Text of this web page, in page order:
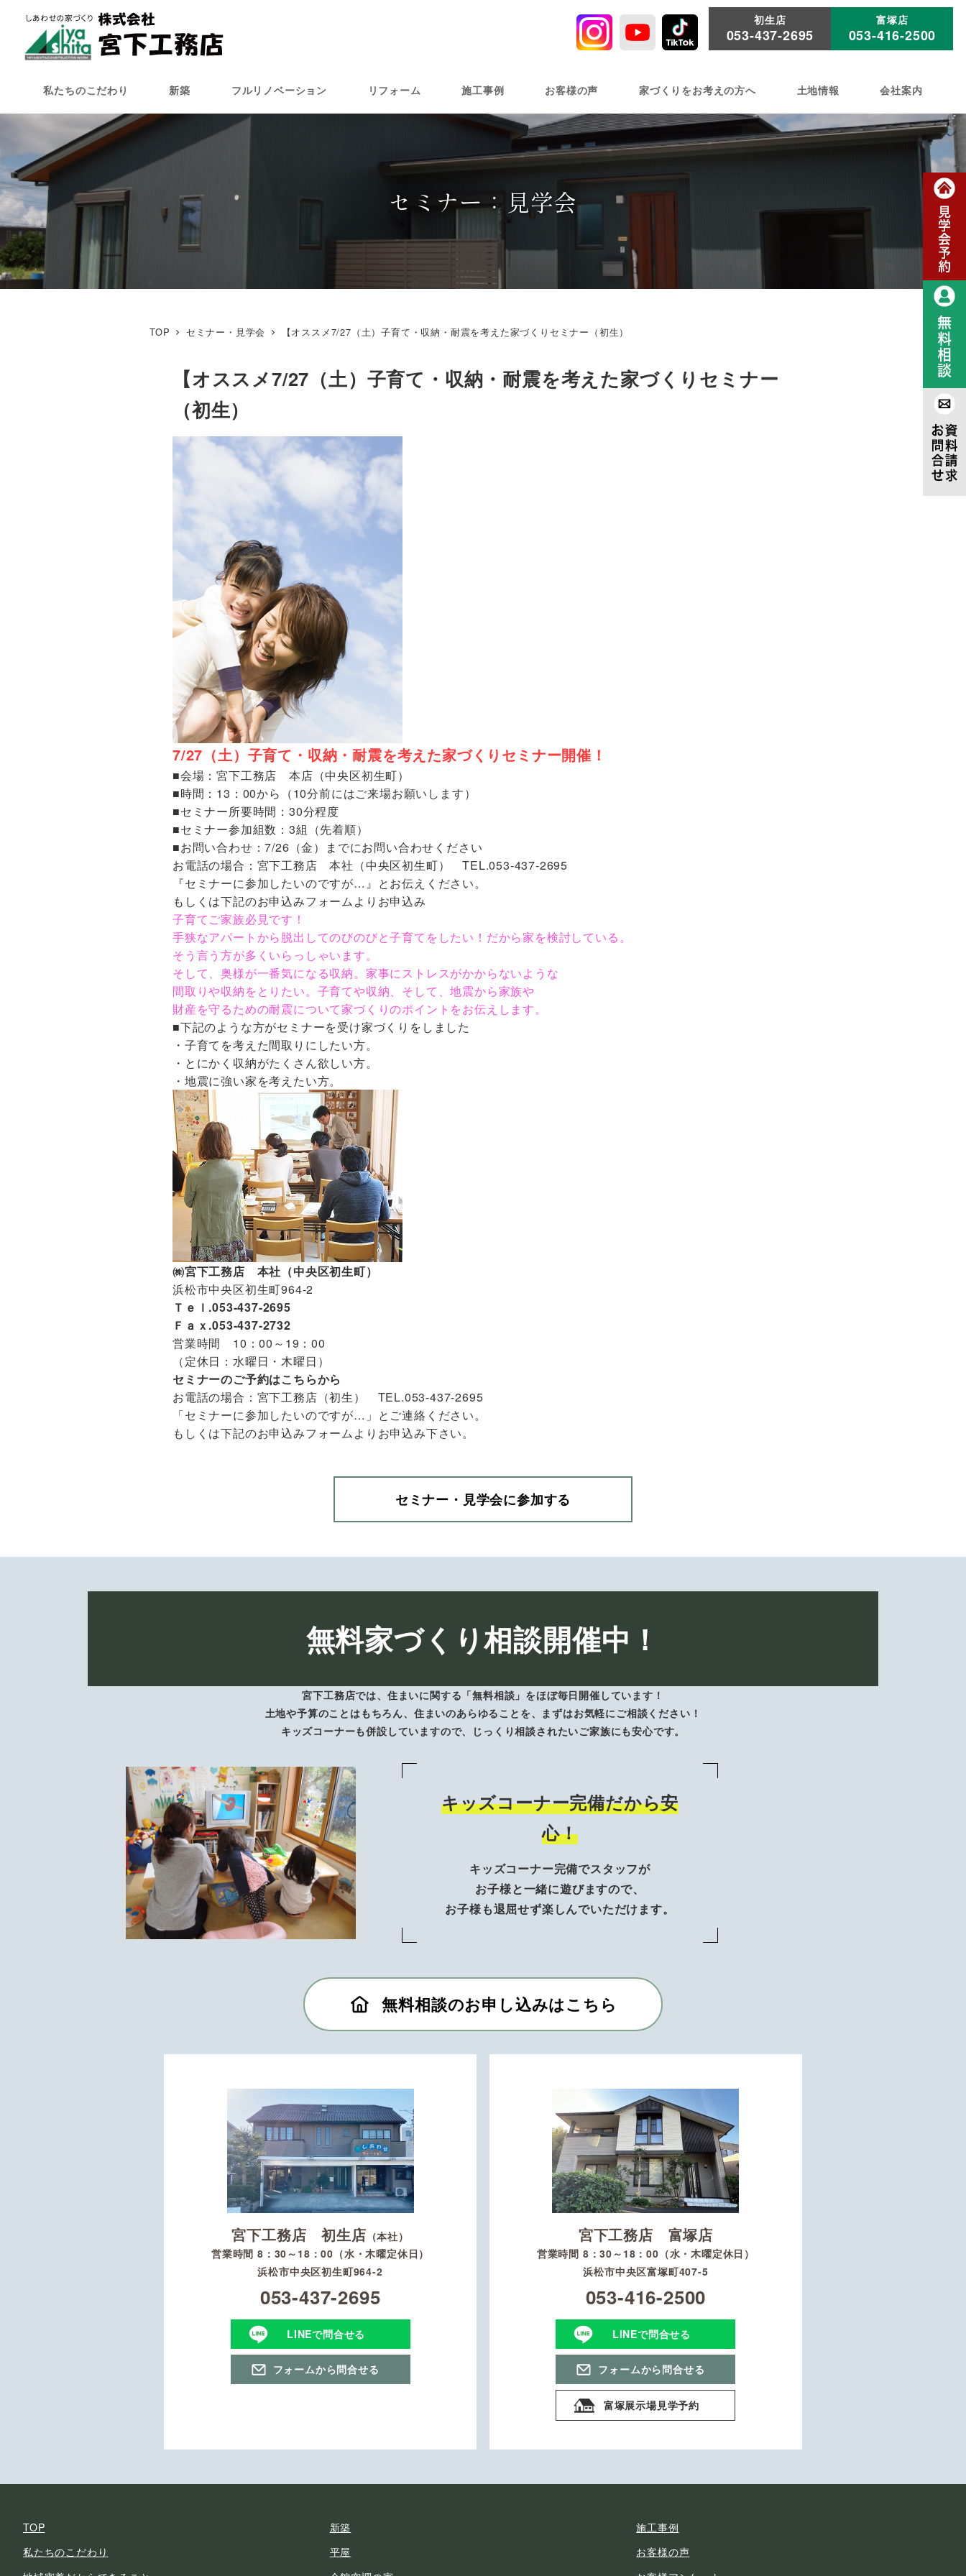
ン
移
動
初生店
053-437-2695
富塚店
053-416-2500
私たちのこだわり 新築 フルリノベーション リフォーム 施工事例 お客様の声 家づくりをお考えの方へ 土地情報 会社案内
セミナー：見学会
TOP セミナー・見学会 【オススメ7/27（土）子育て・収納・耐震を考えた家づくりセミナー（初生）
【オススメ7/27（土）子育て・収納・耐震を考えた家づくりセミナー
（初生）
7/27（土）子育て・収納・耐震を考えた家づくりセミナー開催！
■会場：宮下工務店 本店（中央区初生町）
■時間：13：00から（10分前にはご来場お願いします）
■セミナー所要時間：30分程度
■セミナー参加組数：3組（先着順）
■お問い合わせ：7/26（金）までにお問い合わせください
お電話の場合：宮下工務店 本社（中央区初生町） TEL.053-437-2695
『セミナーに参加したいのですが…』とお伝えください。
もしくは下記のお申込みフォームよりお申込み
子育てご家族必見です！
手狭なアパートから脱出してのびのびと子育てをしたい！だから家を検討している。
そう言う方が多くいらっしゃいます。
そして、奥様が一番気になる収納。家事にストレスがかからないような
間取りや収納をとりたい。子育てや収納、そして、地震から家族や
財産を守るための耐震について家づくりのポイントをお伝えします。
■下記のような方がセミナーを受け家づくりをしました
・子育てを考えた間取りにしたい方。
・とにかく収納がたくさん欲しい方。
・地震に強い家を考えたい方。
㈱宮下工務店 本社（中央区初生町）
浜松市中央区初生町964-2
Ｔｅｌ.053-437-2695
Ｆａｘ.053-437-2732
営業時間 10：00～19：00
（定休日：水曜日・木曜日）
セミナーのご予約はこちらから
お電話の場合：宮下工務店（初生） TEL.053-437-2695
「セミナーに参加したいのですが…」とご連絡ください。
もしくは下記のお申込みフォームよりお申込み下さい。
セミナー・見学会に参加する
無料家づくり相談開催中！
宮下工務店では、住まいに関する「無料相談」をほぼ毎日開催しています！
土地や予算のことはもちろん、住まいのあらゆることを、まずはお気軽にご相談ください！
キッズコーナーも併設していますので、じっくり相談されたいご家族にも安心です。
キッズコーナー完備だから安
心！
キッズコーナー完備でスタッフが
お子様と一緒に遊びますので、
お子様も退屈せず楽しんでいただけます。
無料相談のお申し込みはこちら
宮下工務店 初生店 （本社）
営業時間 8：30～18：00（水・木曜定休日）
浜松市中央区初生町964-2
053-437-2695
LINEで問合せる
フォームから問合せる
宮下工務店 富塚店
営業時間 8：30～18：00（水・木曜定休日）
浜松市中央区富塚町407-5
053-416-2500
LINEで問合せる
フォームから問合せる
富塚展示場見学予約
TOP
私たちのこだわり
新築
平屋
施工事例
お客様の声